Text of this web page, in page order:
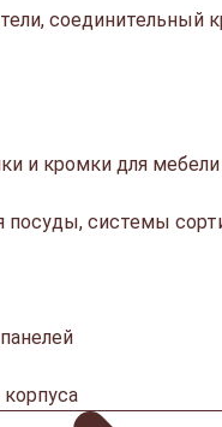
соединительный
и кромки для мебели
посуды, системы